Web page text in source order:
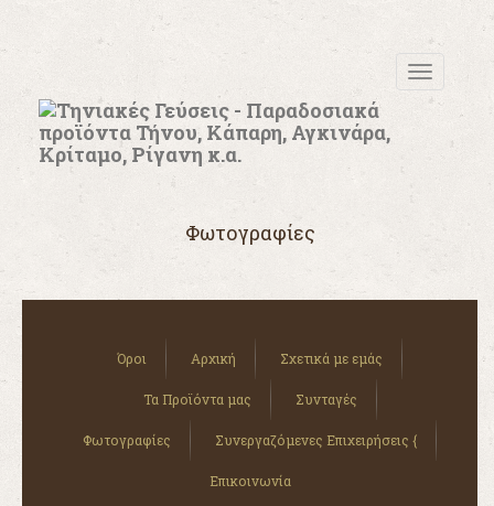
MENU
Φωτογραφίες
Όροι Αρχική Σχετικά με εμάς
Τα Προϊόντα μας Συνταγές
Φωτογραφίες Συνεργαζόμενες Επιχειρήσεις {
Επικοινωνία